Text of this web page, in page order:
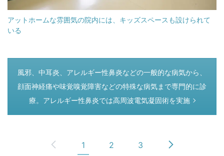
アットホームな雰囲気の院内には、キッズスペースも設けられて
いる
つぎのページ
風邪、中耳炎、アレルギー性鼻炎などの一般的な病気から、
顔面神経痛や味覚嗅覚障害などの特殊な病気まで専門的に診
療。アレルギー性鼻炎では高周波電気凝固術を実施
1 2 3